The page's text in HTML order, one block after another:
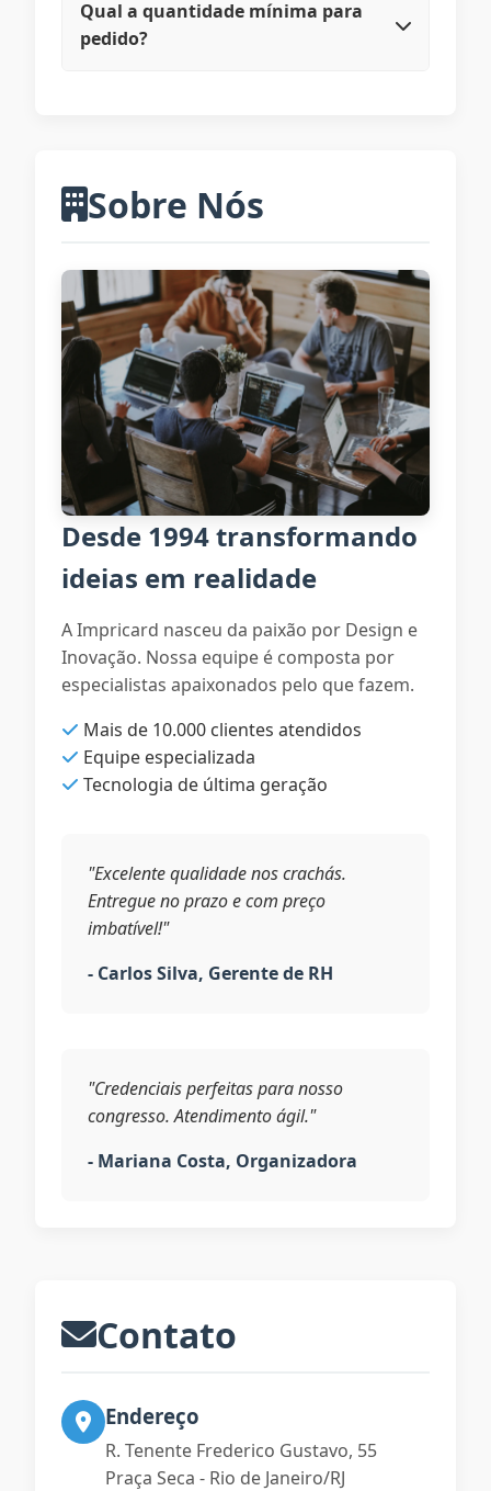
território nacional.
Qual a quantidade mínima para
pedido?
Sobre Nós
Desde 1994 transformando
ideias em realidade
A Impricard nasceu da paixão por Design e
Inovação. Nossa equipe é composta por
especialistas apaixonados pelo que fazem.
Mais de 10.000 clientes atendidos
Equipe especializada
Tecnologia de última geração
"Excelente qualidade nos crachás.
Entregue no prazo e com preço
imbatível!"
- Carlos Silva, Gerente de RH
"Credenciais perfeitas para nosso
congresso. Atendimento ágil."
- Mariana Costa, Organizadora
Contato
Endereço
R. Tenente Frederico Gustavo, 55
Praça Seca - Rio de Janeiro/RJ